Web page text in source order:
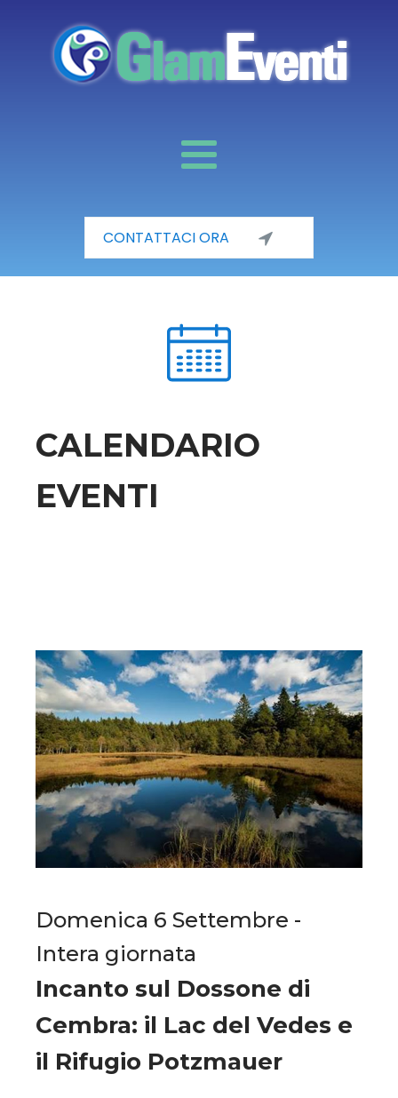
CONTATTACI ORA
CALENDARIO
EVENTI
Domenica 6 Settembre -
Intera giornata
Incanto sul Dossone di
Cembra: il Lac del Vedes e
il Rifugio Potzmauer